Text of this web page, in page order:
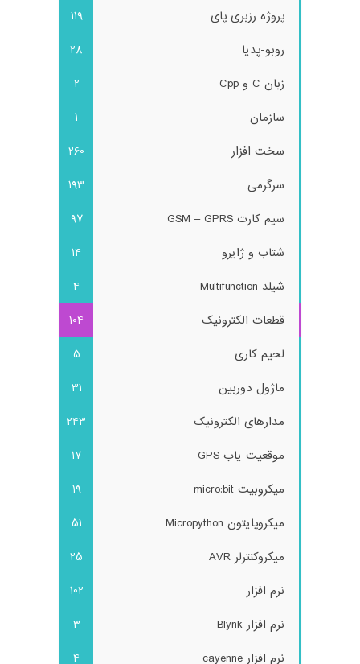
پروژه رزبری پای
119
روبو-پدیا
28
زبان C و Cpp
2
سازمان
1
سخت افزار
260
سرگرمی
193
سیم کارت GSM – GPRS
97
شتاب و ژایرو
14
شیلد Multifunction
4
قطعات الکترونیک
104
لحیم کاری
5
ماژول دوربین
31
مدارهای الکترونیک
243
موقعیت یاب GPS
17
میکروبیت micro:bit
19
میکروپایتون Micropython
51
میکروکنترلر AVR
25
نرم افزار
102
نرم افزار Blynk
3
نرم افزار cayenne
4